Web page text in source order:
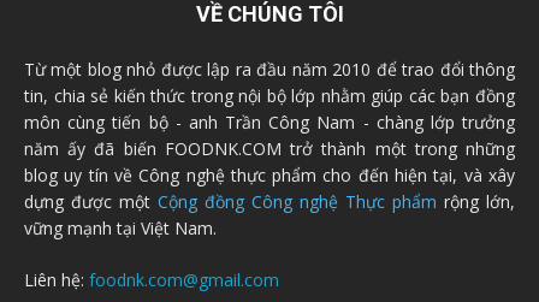
VỀ CHÚNG TÔI
Từ một blog nhỏ được lập ra đầu năm 2010 để trao đổi thông
tin, chia sẻ kiến thức trong nội bộ lớp nhằm giúp các bạn đồng
môn cùng tiến bộ - anh Trần Công Nam - chàng lớp trưởng
năm ấy đã biến FOODNK.COM trở thành một trong những
blog uy tín về Công nghệ thực phẩm cho đến hiện tại, và xây
dựng được một Cộng đồng Công nghệ Thực phẩm rộng lớn,
vững mạnh tại Việt Nam.
Liên hệ: foodnk.com@gmail.com